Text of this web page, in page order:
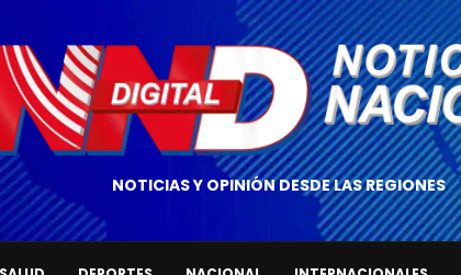
NOTICIAS Y OPINIÓN DESDE LAS REGIONES